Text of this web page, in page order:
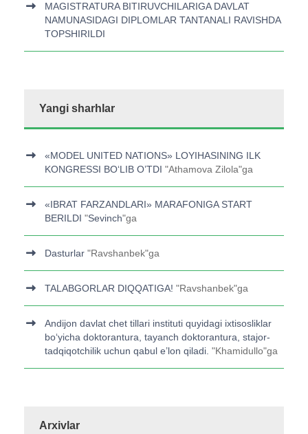
MAGISTRATURA BITIRUVCHILARIGA DAVLAT
NAMUNASIDAGI DIPLOMLAR TANTANALI RAVISHDA
TOPSHIRILDI
Yangi sharhlar
«MODEL UNITED NATIONS» LOYIHASINING ILK
KONGRESSI BOʻLIB O’TDI "Athamova Zilola"ga
«IBRAT FARZANDLARI» MARAFONIGA START
BERILDI "Sevinch"ga
Dasturlar "Ravshanbek"ga
TALABGORLAR DIQQATIGA! "Ravshanbek"ga
Andijon davlat chet tillari instituti quyidagi ixtisosliklar
bo‘yicha doktorantura, tayanch doktorantura, stajor-
tadqiqotchilik uchun qabul e’lon qiladi. "Khamidullo"ga
Arxivlar